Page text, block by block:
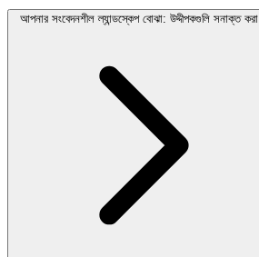
আপনার সংবেদনশীল ল্যান্ডস্কেপ বোঝা: উদ্দীপকগুলি সনাক্ত করা